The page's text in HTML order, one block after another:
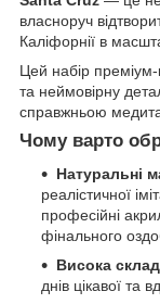
власноруч
Каліфорнії в
Цей набір преміум-
та неймовірну
справжньою
Чому варто
Натуральні
реалістичної
професійні
фінального
Висока
днів цікавої та